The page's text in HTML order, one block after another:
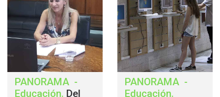
PANORAMA -
Educación. Del
PANORAMA -
Educación.